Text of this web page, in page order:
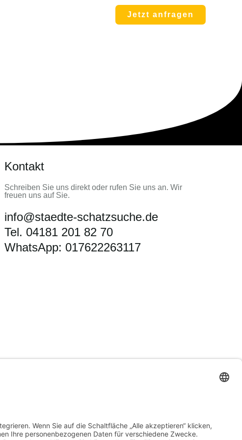
Jetzt anfragen
Kontakt
Schreiben Sie uns direkt oder rufen Sie uns an. Wir
freuen uns auf Sie.
info@staedte-schatzsuche.de
Tel. 04181 201 82 70
WhatsApp: 017622263117